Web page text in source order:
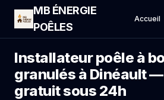
MB ÉNERGIE
POÊLES
Accueil
Installateur poêle à
granulés à Dinéault
gratuit sous 24h